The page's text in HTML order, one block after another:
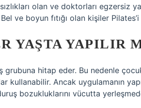
olan ve doktorları egzersiz
Bel ve boyun fıtığı olan kişiler
YAŞTA YAPILIR
grubuna hitap eder. Bu nedenle
kullanabilir. Ancak uygulamanın
bozukluklarını vücutta